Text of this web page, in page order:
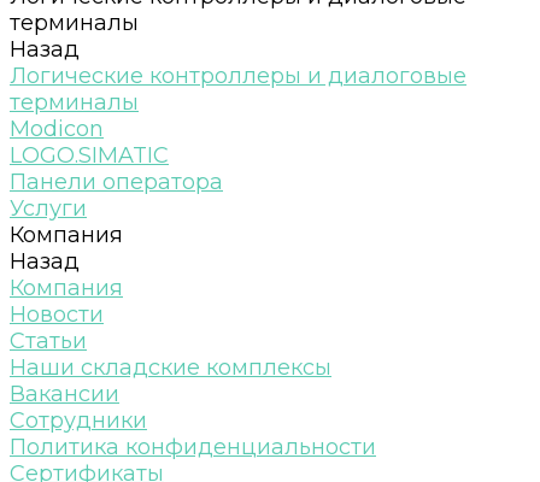
терминалы
Назад
Логические контроллеры и диалоговые
терминалы
Modicon
LOGO.SIMATIC
Панели оператора
Услуги
Компания
Назад
Компания
Новости
Статьи
Наши складские комплексы
Вакансии
Сотрудники
Политика конфиденциальности
Сертификаты